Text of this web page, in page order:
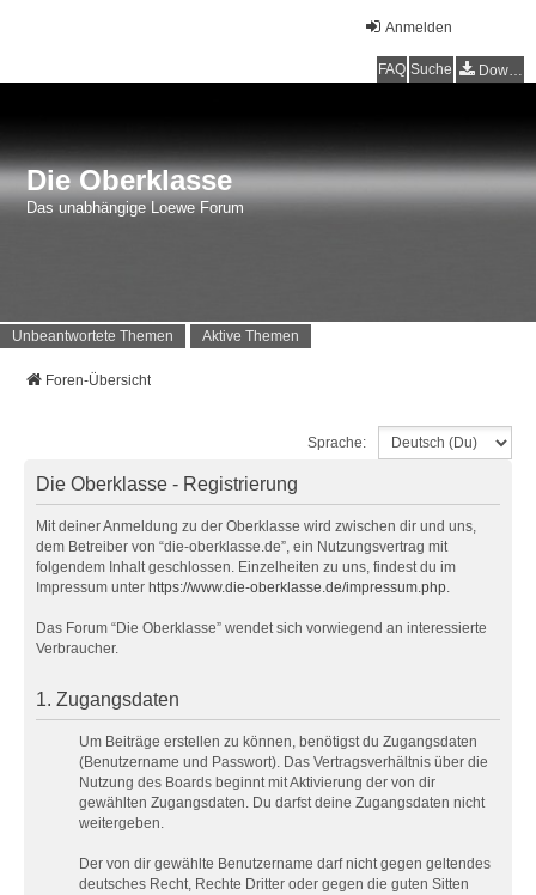
Anmelden
FAQ Suche Downloads
Die Oberklasse
Das unabhängige Loewe Forum
Unbeantwortete Themen Aktive Themen
Foren-Übersicht
Sprache:
Die Oberklasse - Registrierung
Mit deiner Anmeldung zu der Oberklasse wird zwischen dir und uns,
dem Betreiber von “die-oberklasse.de”, ein Nutzungsvertrag mit
folgendem Inhalt geschlossen. Einzelheiten zu uns, findest du im
Impressum unter https://www.die-oberklasse.de/impressum.php.
Das Forum “Die Oberklasse” wendet sich vorwiegend an interessierte
Verbraucher.
1. Zugangsdaten
Um Beiträge erstellen zu können, benötigst du Zugangsdaten
(Benutzername und Passwort). Das Vertragsverhältnis über die
Nutzung des Boards beginnt mit Aktivierung der von dir
gewählten Zugangsdaten. Du darfst deine Zugangsdaten nicht
weitergeben.
Der von dir gewählte Benutzername darf nicht gegen geltendes
deutsches Recht, Rechte Dritter oder gegen die guten Sitten